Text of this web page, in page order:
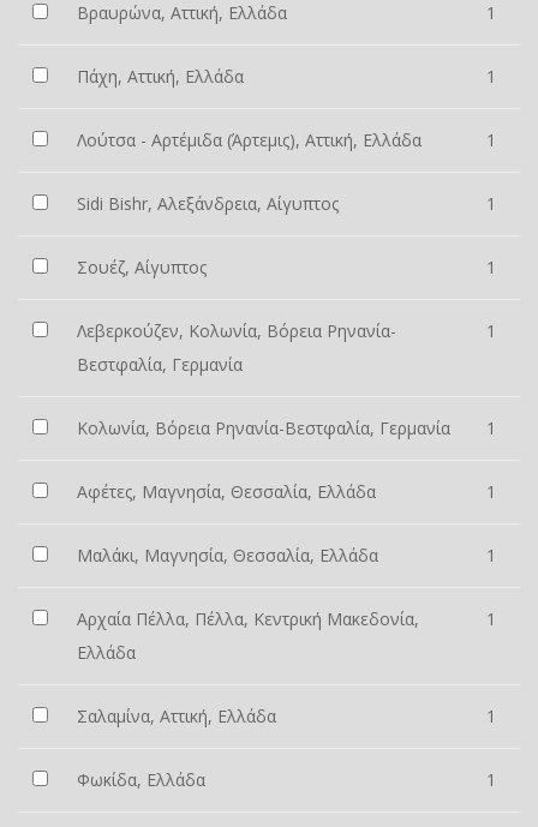
Βραυρώνα, Αττική, Ελλάδα 1
Πάχη, Αττική, Ελλάδα 1
Λούτσα - Αρτέμιδα (Άρτεμις), Αττική, Ελλάδα 1
Sidi Bishr, Αλεξάνδρεια, Αίγυπτος 1
Σουέζ, Αίγυπτος 1
Λεβερκούζεν, Κολωνία, Βόρεια Ρηνανία-
Βεστφαλία, Γερμανία
1
Κολωνία, Βόρεια Ρηνανία-Βεστφαλία, Γερμανία 1
Αφέτες, Μαγνησία, Θεσσαλία, Ελλάδα 1
Μαλάκι, Μαγνησία, Θεσσαλία, Ελλάδα 1
Αρχαία Πέλλα, Πέλλα, Κεντρική Μακεδονία,
Ελλάδα
1
Σαλαμίνα, Αττική, Ελλάδα 1
Φωκίδα, Ελλάδα 1